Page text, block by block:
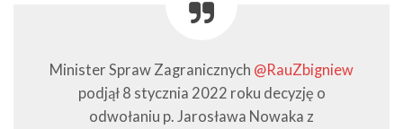
Minister Spraw Zagranicznych @RauZbigniew
podjął 8 stycznia 2022 roku decyzję o
odwołaniu p. Jarosława Nowaka z